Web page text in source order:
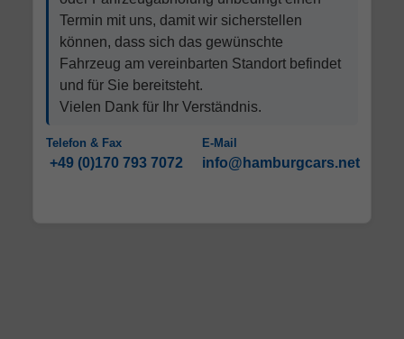
Termin mit uns, damit wir sicherstellen
können, dass sich das gewünschte
Fahrzeug am vereinbarten Standort befindet
und für Sie bereitsteht.
Vielen Dank für Ihr Verständnis.
Telefon & Fax
+49 (0)170 793 7072
E-Mail
info@hamburgcars.net